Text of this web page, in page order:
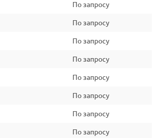
По запросу
По запросу
По запросу
По запросу
По запросу
По запросу
По запросу
По запросу